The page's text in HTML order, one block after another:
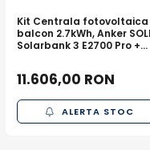
Acumulatori de stocare
Componente sisteme
Kit Centrala fotovoltaica
balcon 2.7kWh, Anker
Solarbank 3 E2700 Pro +
11.606,00 RON
ALERTA STOC